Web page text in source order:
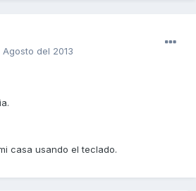
Agosto del 2013
casa usando el teclado.